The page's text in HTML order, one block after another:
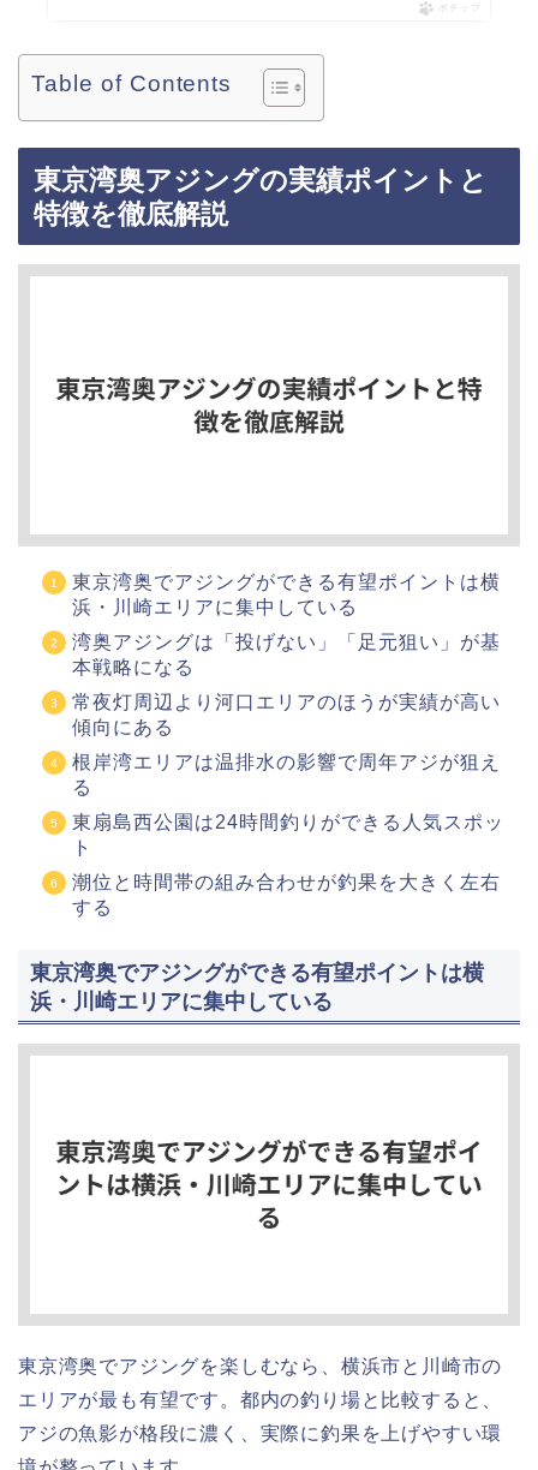
ポチップ
Table of Contents
東京湾奥アジングの実績ポイントと
特徴を徹底解説
東京湾奥でアジングができる有望ポイントは横
浜・川崎エリアに集中している
湾奥アジングは「投げない」「足元狙い」が基
本戦略になる
常夜灯周辺より河口エリアのほうが実績が高い
傾向にある
根岸湾エリアは温排水の影響で周年アジが狙え
る
東扇島西公園は24時間釣りができる人気スポッ
ト
潮位と時間帯の組み合わせが釣果を大きく左右
する
東京湾奥でアジングができる有望ポイントは横
浜・川崎エリアに集中している
東京湾奥でアジングを楽しむなら、横浜市と川崎市の
エリアが最も有望です。都内の釣り場と比較すると、
アジの魚影が格段に濃く、実際に釣果を上げやすい環